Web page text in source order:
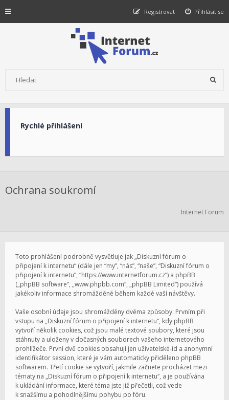
Přihlásit se
Registrovat
Rychlé přihlášení
Ochrana soukromí
Internet Forum
Toto prohlášení podrobně vysvětluje jak „Diskuzní fórum o
připojení k internetu“ (dále jen “my”, “nás”, “naše”, “Diskuzní fórum o
připojení k internetu”, “https://www.internetforum.cz”) a phpBB
(„phpBB software“, „www.phpbb.com“, „phpBB Limited“) používá
jakékoliv informace shromážděné během každé vaší návštěvy.
Vaše osobní údaje jsou shromážděny dvěma způsoby. Prvním při
vstupu na „Diskuzní fórum o připojení k internetu“, kdy phpBB
vytvoří několik cookies, což jsou malé textové soubory, které jsou
stáhnuty a uloženy v dočasných souborech vašeho internetového
prohlížeče. První dvě cookies obsahují jen uživatelské-id a anonymní
identifikátor session, které je vám automaticky přiděleno phpBB
softwarem. Třetí cookie se vytvoří, jakmile začnete procházet mezi
tématy na „Diskuzní fórum o připojení k internetu“, a je používána
k ukládání informace, které téma jste již přečetli, což vede
k snažšímu a pohodlnějšímu pohybu po fóru.